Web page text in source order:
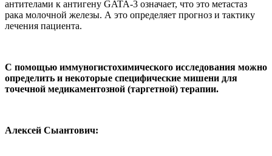
антителами к антигену GATA-3 означает, что это метастаз
рака молочной железы. А это определяет прогноз и тактику
лечения пациента.
С помощью иммуногистохимического исследования можно
определить и некоторые специфические мишени для
точечной медикаментозной (таргетной) терапии.
Алексей Сыантович: